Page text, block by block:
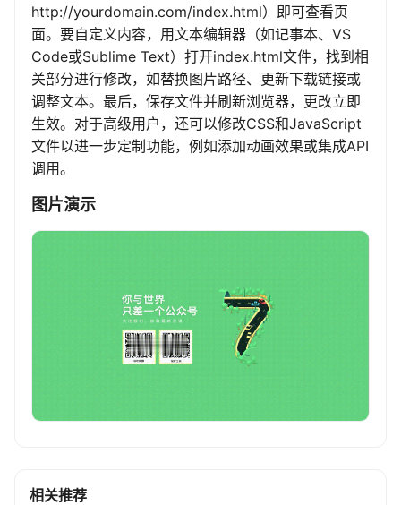
http://yourdomain.com/index.html）即可查看页
面。要自定义内容，用文本编辑器（如记事本、VS
Code或Sublime Text）打开index.html文件，找到相
关部分进行修改，如替换图片路径、更新下载链接或
调整文本。最后，保存文件并刷新浏览器，更改立即
生效。对于高级用户，还可以修改CSS和JavaScript
文件以进一步定制功能，例如添加动画效果或集成API
调用。
图片演示
相关推荐